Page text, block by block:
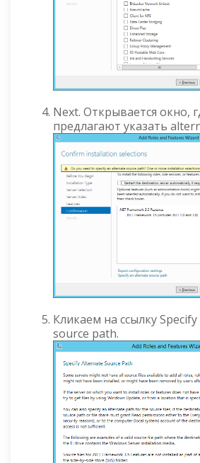
Next. Открывается окно,
предлагают указать
Кликаем на ссылку
source path.